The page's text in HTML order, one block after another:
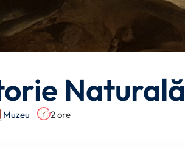
Naturală
Muzeu 2 ore